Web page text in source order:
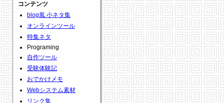
コンテンツ
blog風 小ネタ集
オンラインツール
特集ネタ
Programing
自作ツール
受験体験記
おでかけメモ
Webシステム素材
リンク集